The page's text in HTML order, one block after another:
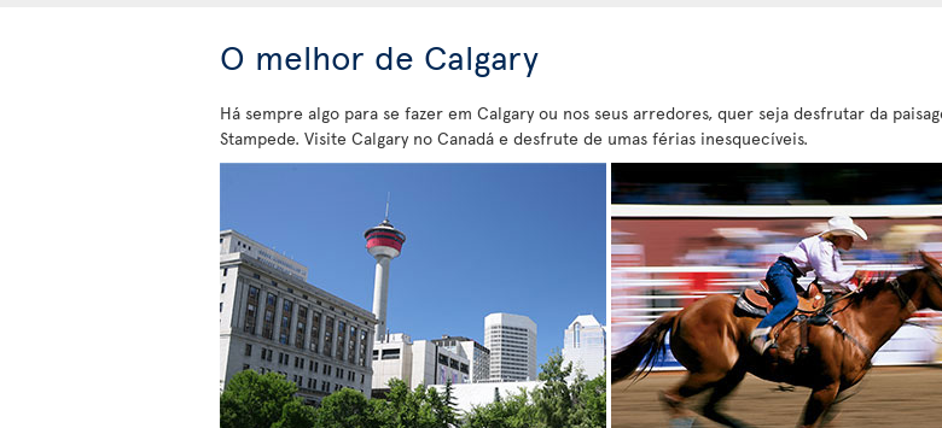
O melhor de Calgary
Há sempre algo para se fazer em Calgary ou nos seus arredores, quer seja desfrutar da
Stampede. Visite Calgary no Canadá e desfrute de umas férias inesquecíveis.